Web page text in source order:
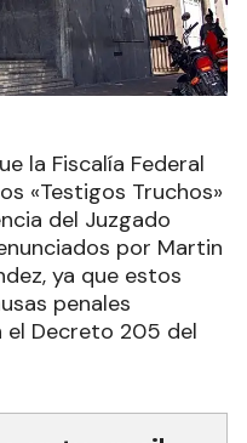
la Fiscalía Federal
«Testigos Truchos»
del Juzgado
por Martin
ya que estos
penales
el Decreto 205 del